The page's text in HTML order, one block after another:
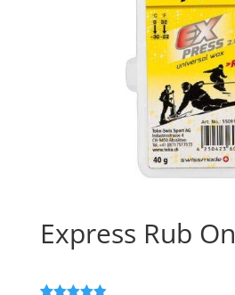
Express Rub On